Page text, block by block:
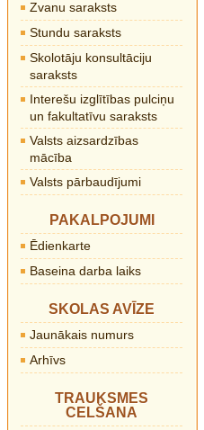
Zvanu saraksts
Stundu saraksts
Skolotāju konsultāciju
saraksts
Interešu izglītības pulciņu
un fakultatīvu saraksts
Valsts aizsardzības
mācība
Valsts pārbaudījumi
PAKALPOJUMI
Ēdienkarte
Baseina darba laiks
SKOLAS AVĪZE
Jaunākais numurs
Arhīvs
TRAUKSMES
CELŠANA